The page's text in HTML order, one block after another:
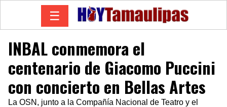
☰
INBAL conmemora el
centenario de Giacomo Puccini
con concierto en Bellas Artes
La OSN, junto a la Compañía Nacional de Teatro y el